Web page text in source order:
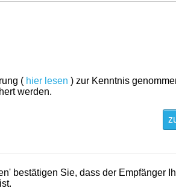
( hier lesen ) zur Kenntnis
werden.
bestätigen Sie, dass der Empfänger